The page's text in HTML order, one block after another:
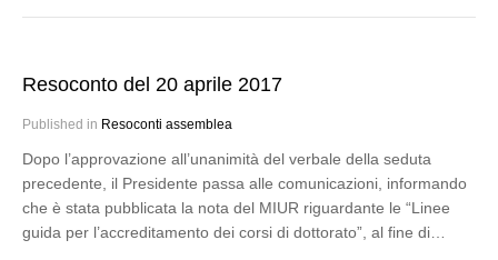
Resoconto del 20 aprile 2017
Published in Resoconti assemblea
Dopo l’approvazione all’unanimità del verbale della seduta
precedente, il Presidente passa alle comunicazioni, informando
che è stata pubblicata la nota del MIUR riguardante le “Linee
guida per l’accreditamento dei corsi di dottorato”, al fine di…